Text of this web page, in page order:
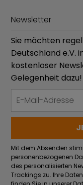
Newsletter
Sie möchten
Deutschland e.V.
kostenloser
Gelegenheit dazu!
Mit dem Absenden
personenbezogenen
des personalisierten
Trackings zu. Ihre